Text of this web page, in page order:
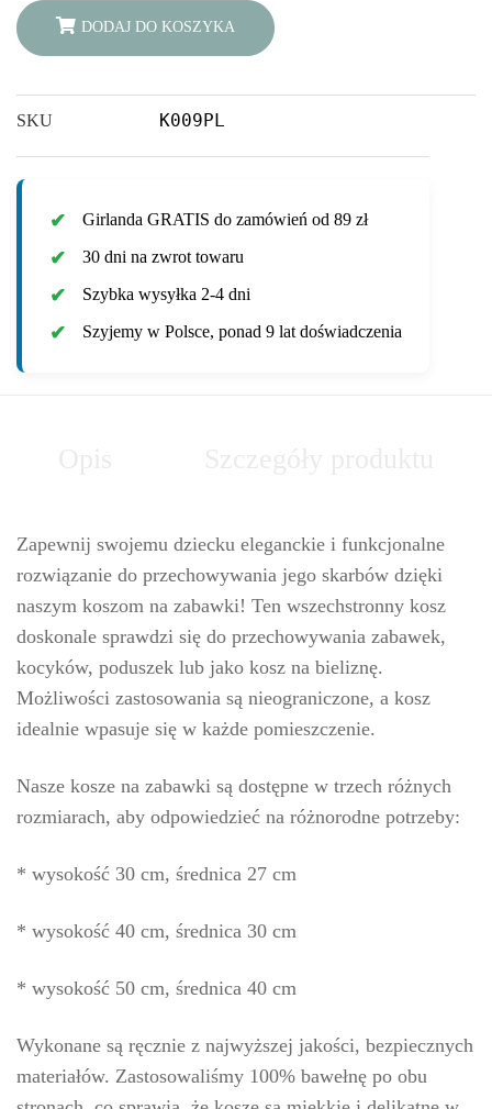
QUANTITY
DODAJ DO KOSZYKA
SKU K009PL
Girlanda GRATIS do zamówień od 89 zł
30 dni na zwrot towaru
Szybka wysyłka 2-4 dni
Szyjemy w Polsce, ponad 9 lat doświadczenia
Zapewnij swojemu dziecku eleganckie i funkcjonalne
rozwiązanie do przechowywania jego skarbów dzięki
naszym koszom na zabawki! Ten wszechstronny kosz
doskonale sprawdzi się do przechowywania zabawek,
kocyków, poduszek lub jako kosz na bieliznę.
Możliwości zastosowania są nieograniczone, a kosz
idealnie wpasuje się w każde pomieszczenie.
Nasze kosze na zabawki są dostępne w trzech różnych
rozmiarach, aby odpowiedzieć na różnorodne potrzeby:
* wysokość 30 cm, średnica 27 cm
* wysokość 40 cm, średnica 30 cm
* wysokość 50 cm, średnica 40 cm
Wykonane są ręcznie z najwyższej jakości, bezpiecznych
materiałów. Zastosowaliśmy 100% bawełnę po obu